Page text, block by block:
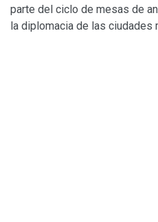
parte del ciclo de mesas de
la diplomacia de las ciudades